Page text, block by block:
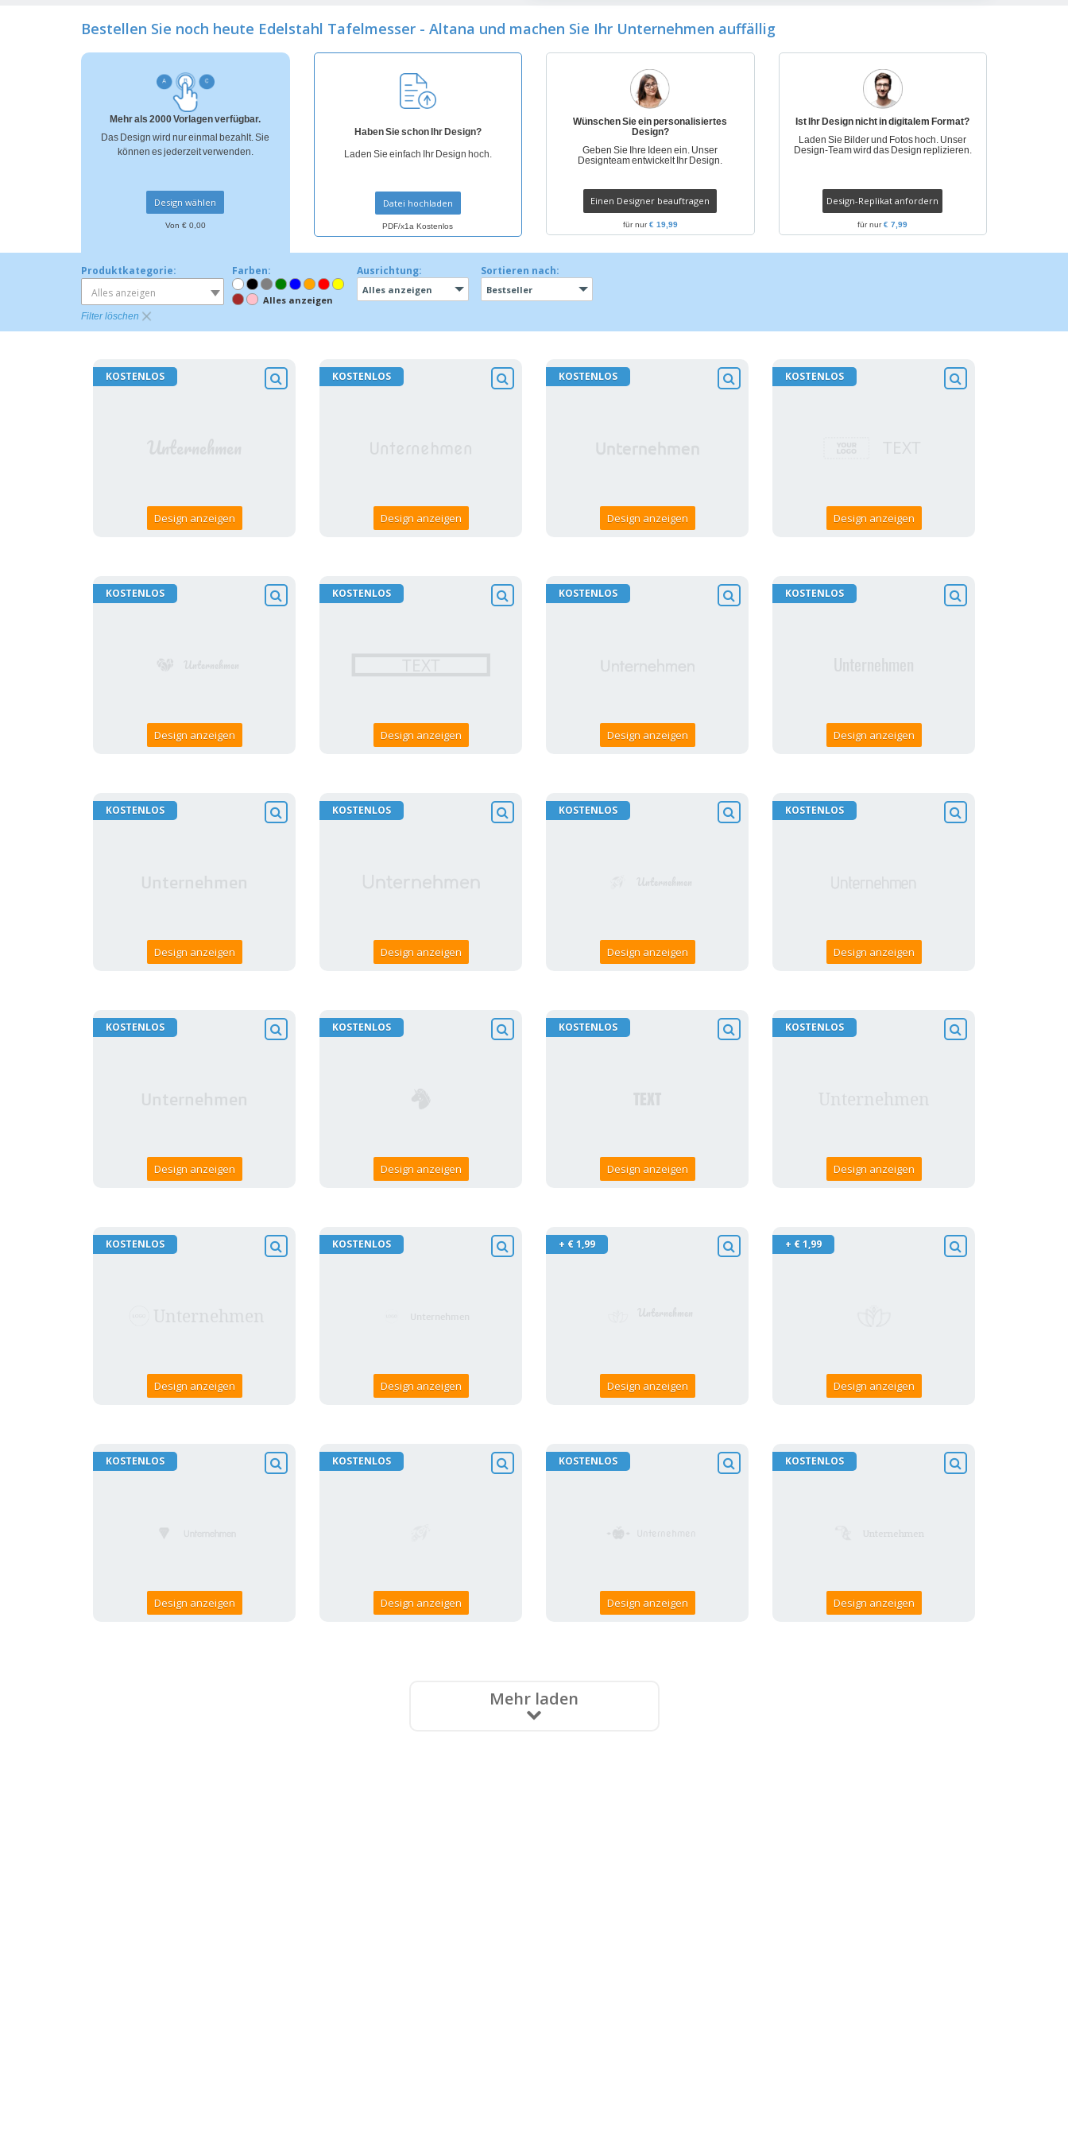
Geschenke
Bestellen Sie noch heute Edelstahl Tafelmesser - Altana und machen Sie Ihr Unternehmen auffällig
Mehr als 2000 Vorlagen verfügbar.
Das Design wird nur einmal bezahlt. Sie
können es jederzeit verwenden.
Design wählen
Von € 0,00
Haben Sie schon Ihr Design?
Laden Sie einfach Ihr Design hoch.
Datei hochladen
PDF/x1a Kostenlos
Wünschen Sie ein personalisiertes
Design?
Geben Sie Ihre Ideen ein. Unser
Designteam entwickelt Ihr Design.
Einen Designer beauftragen
für nur€ 19,99
Ist Ihr Design nicht in digitalem Format?
Laden Sie Bilder und Fotos hoch. Unser
Design-Team wird das Design replizieren.
Design-Replikat anfordern
für nur€ 7,99
Produktkategorie:
Alles anzeigen
Farben:
Alles anzeigen
Ausrichtung:
Alles anzeigen
Sortieren nach:
Bestseller
Filter löschen
KOSTENLOS
Design anzeigen
KOSTENLOS
Design anzeigen
KOSTENLOS
Design anzeigen
KOSTENLOS
Design anzeigen
KOSTENLOS
Design anzeigen
KOSTENLOS
Design anzeigen
KOSTENLOS
Design anzeigen
KOSTENLOS
Design anzeigen
KOSTENLOS
Design anzeigen
KOSTENLOS
Design anzeigen
KOSTENLOS
Design anzeigen
KOSTENLOS
Design anzeigen
KOSTENLOS
Design anzeigen
KOSTENLOS
Design anzeigen
KOSTENLOS
Design anzeigen
KOSTENLOS
Design anzeigen
KOSTENLOS
Design anzeigen
KOSTENLOS
Design anzeigen
+ € 1,99
Design anzeigen
+ € 1,99
Design anzeigen
KOSTENLOS
Design anzeigen
KOSTENLOS
Design anzeigen
KOSTENLOS
Design anzeigen
KOSTENLOS
Design anzeigen
Mehr laden